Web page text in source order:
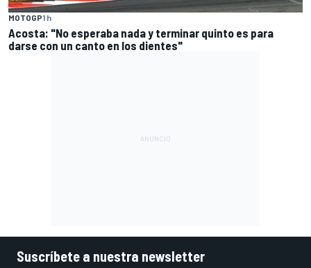
MOTOGP1 h
Acosta: "No esperaba nada y terminar quinto es para
darse con un canto en los dientes"
Suscríbete a nuestra newsletter